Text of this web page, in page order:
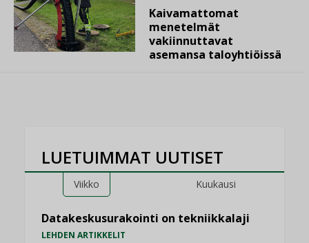
Kaivamattomat
menetelmät
vakiinnuttavat
asemansa taloyhtiöissä
LUETUIMMAT UUTISET
Viikko Kuukausi
Datakeskusurakointi on tekniikkalaji
LEHDEN ARTIKKELIT